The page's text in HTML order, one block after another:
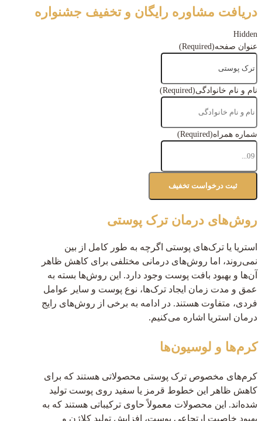
دریافت مشاوره رایگان و تخفیف جشنواره
Hidden
عنوان صفحه(Required)
نام و نام خانوادگی(Required)
شماره همراه(Required)
روش‌های درمان ترک پوستی
استریا یا ترک‌های پوستی اگرچه به طور کامل از بین
نمی‌روند، اما روش‌های درمانی مختلفی برای کاهش ظاهر
آن‌ها و بهبود بافت پوست وجود دارد. این روش‌ها بسته به
عمق و مدت زمان ایجاد ترک‌ها، نوع پوست و سایر عوامل
فردی، متفاوت هستند. در ادامه به برخی از روش‌های رایج
درمان استریا اشاره می‌کنیم.
کرم‌ها و لوسیون‌ها
کرم‌های مخصوص ترک پوستی محصولاتی هستند که برای
کاهش ظاهر این خطوط قرمز یا سفید روی پوست تولید
شده‌اند. این محصولات معمولاً حاوی ترکیباتی هستند که به
بهبود خاصیت ارتجاعی پوست، افزایش تولید کلاژن و